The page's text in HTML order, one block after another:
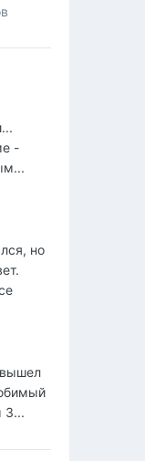
-
но
вышел
3...